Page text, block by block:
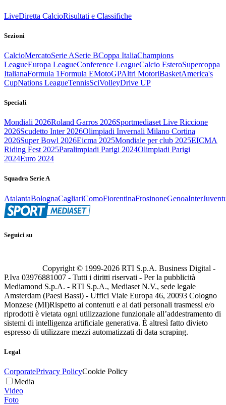
LiveDiretta CalcioRisultati e Classifiche
Sezioni
CalcioMercatoSerie ASerie BCoppa ItaliaChampions
LeagueEuropa LeagueConference LeagueCalcio EsteroSupercoppa
ItalianaFormula 1Formula EMotoGPAltri MotoriBasketAmerica's
CupNations LeagueTennisSciVolleyDrive UP
Speciali
Mondiali 2026Roland Garros 2026Sportmediaset Live Riccione
2026Scudetto Inter 2026Olimpiadi Invernali Milano Cortina
2026Super Bowl 2026Eicma 2025Mondiale per club 2025EICMA
Riding Fest 2025Paralimpiadi Parigi 2024Olimpiadi Parigi
2024Euro 2024
Squadra Serie A
AtalantaBolognaCagliariComoFiorentinaFrosinoneGenoaInter
Seguici su
Copyright © 1999-2026 RTI S.p.A. Business Digital -
P.Iva 03976881007 - Tutti i diritti riservati - Per la pubblicità
Mediamond S.p.A. - RTI S.p.A., Mediaset N.V., sede legale
Amsterdam (Paesi Bassi) - Uffici Viale Europa 46, 20093 Cologno
Monzese (MI)Rispetto ai contenuti e ai dati personali trasmessi e/o
riprodotti è vietata ogni utilizzazione funzionale all’addestramento di
sistemi di intelligenza artificiale generativa. È altresì fatto divieto
espresso di utilizzare mezzi automatizzati di data scraping.
Legal
CorporatePrivacy PolicyCookie Policy
Media
Video
Foto